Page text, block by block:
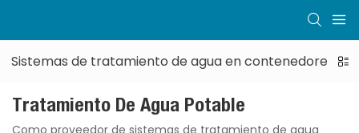
Sistemas de tratamiento de agua en contenedores
Tratamiento De Agua Potable
Como proveedor de sistemas de tratamiento de agua